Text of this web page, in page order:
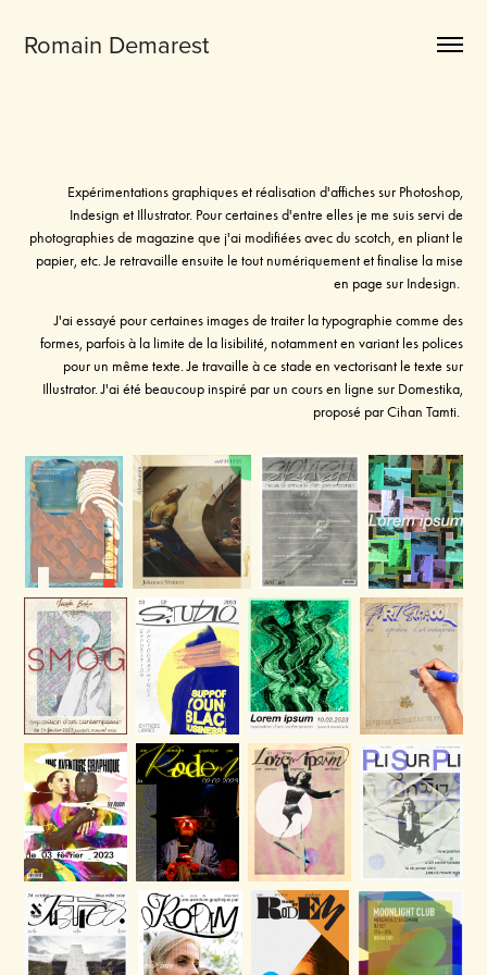
Romain Demarest
Expérimentations graphiques et réalisation d'affiches sur Photoshop,
Indesign et Illustrator. Pour certaines d'entre elles je me suis servi de
photographies de magazine que j'ai modifiées avec du scotch, en pliant le
papier, etc. Je retravaille ensuite le tout numériquement et finalise la mise
en page sur Indesign.
J'ai essayé pour certaines images de traiter la typographie comme des
formes, parfois à la limite de la lisibilité, notamment en variant les polices
pour un même texte. Je travaille à ce stade en vectorisant le texte sur
Illustrator. J'ai été beaucoup inspiré par un cours en ligne sur Domestika,
proposé par Cihan Tamti.